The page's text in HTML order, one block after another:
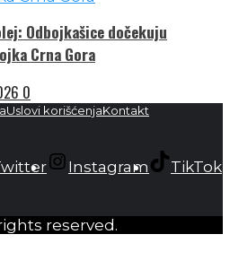
Odbojkašice dočekuju
Crna Gora
0
Uslovi korišćenjaKontakt
Instagram
TikTok
reserved.